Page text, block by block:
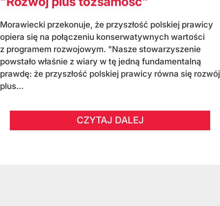
Morawiecki przekonuje, że przyszłość polskiej prawicy
opiera się na połączeniu konserwatywnych wartości
z programem rozwojowym. "Nasze stowarzyszenie
powstało właśnie z wiary w tę jedną fundamentalną
prawdę: że przyszłość polskiej prawicy równa się rozwój
plus...
CZYTAJ DALEJ